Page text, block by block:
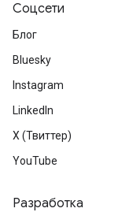
Соцсети
Блог
Bluesky
Instagram
LinkedIn
X (Твиттер)
YouTube
Разработка